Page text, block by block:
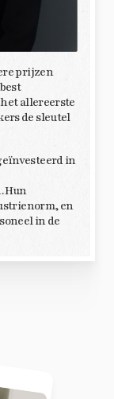
prijzen
allereerste
de sleutel
in
Hun
en
in de